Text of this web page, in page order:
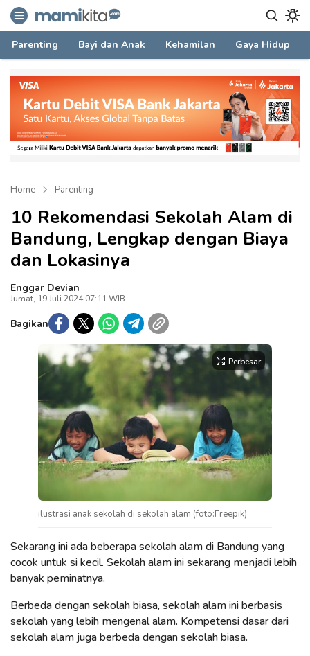
mamikita.com
Informasi Parenting untuk Mami Milenial
Parenting Bayi dan Anak Kehamilan Gaya Hidup
Home Parenting
10 Rekomendasi Sekolah Alam di
Bandung, Lengkap dengan Biaya
dan Lokasinya
Enggar Devian
Jumat, 19 Juli 2024 07:11 WIB
Bagikan
Perbesar
ilustrasi anak sekolah di sekolah alam (foto:Freepik)
Sekarang ini ada beberapa sekolah alam di Bandung yang
cocok untuk si kecil. Sekolah alam ini sekarang menjadi lebih
banyak peminatnya.
Berbeda dengan sekolah biasa, sekolah alam ini berbasis
sekolah yang lebih mengenal alam. Kompetensi dasar dari
sekolah alam juga berbeda dengan sekolah biasa.